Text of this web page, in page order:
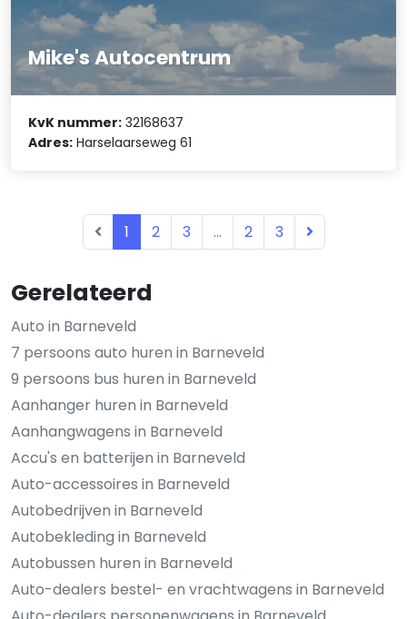
Gerelateerd
Auto in Barneveld
7 persoons auto huren in Barneveld
9 persoons bus huren in Barneveld
Aanhanger huren in Barneveld
Aanhangwagens in Barneveld
Accu's en batterijen in Barneveld
Auto-accessoires in Barneveld
Autobedrijven in Barneveld
Autobekleding in Barneveld
Autobussen huren in Barneveld
Auto-dealers bestel- en vrachtwagens in Barneveld
Mike's Autocentrum
KvK nummer: 32168637
Adres: Harselaarseweg 61
1 2 3 ... 2 3